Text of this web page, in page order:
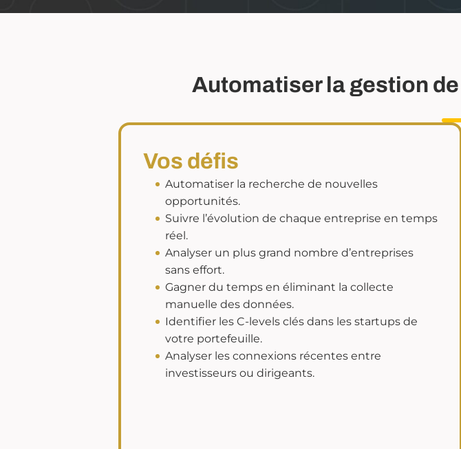
Automatiser la gestion
Vos défis
Automatiser la recherche de nouvelles
opportunités.
Suivre l’évolution de chaque entreprise en temps
réel.
Analyser un plus grand nombre d’entreprises
sans effort.
Gagner du temps en éliminant la collecte
manuelle des données.
Identifier les C-levels clés dans les startups de
votre portefeuille.
Analyser les connexions récentes entre
investisseurs ou dirigeants.